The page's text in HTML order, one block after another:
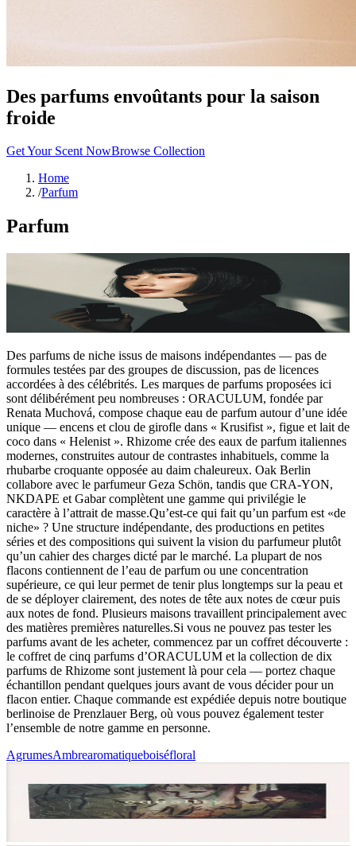
Des parfums envoûtants pour la saison
froide
Get Your Scent NowBrowse Collection
Home
/Parfum
Parfum
Des parfums de niche issus de maisons indépendantes — pas de
formules testées par des groupes de discussion, pas de licences
accordées à des célébrités. Les marques de parfums proposées ici
sont délibérément peu nombreuses : ORACULUM, fondée par
Renata Muchová, compose chaque eau de parfum autour d’une idée
unique — encens et clou de girofle dans « Krusifist », figue et lait de
coco dans « Helenist ». Rhizome crée des eaux de parfum italiennes
modernes, construites autour de contrastes inhabituels, comme la
rhubarbe croquante opposée au daim chaleureux. Oak Berlin
collabore avec le parfumeur Geza Schön, tandis que CRA-YON,
NKDAPE et Gabar complètent une gamme qui privilégie le
caractère à l’attrait de masse.Qu’est-ce qui fait qu’un parfum est «de
niche» ? Une structure indépendante, des productions en petites
séries et des compositions qui suivent la vision du parfumeur plutôt
qu’un cahier des charges dicté par le marché. La plupart de nos
flacons contiennent de l’eau de parfum ou une concentration
supérieure, ce qui leur permet de tenir plus longtemps sur la peau et
de se déployer clairement, des notes de tête aux notes de cœur puis
aux notes de fond. Plusieurs maisons travaillent principalement avec
des matières premières naturelles.Si vous ne pouvez pas tester les
parfums avant de les acheter, commencez par un coffret découverte :
le coffret de cinq parfums d’ORACULUM et la collection de dix
parfums de Rhizome sont justement là pour cela — portez chaque
échantillon pendant quelques jours avant de vous décider pour un
flacon entier. Chaque commande est expédiée depuis notre boutique
berlinoise de Prenzlauer Berg, où vous pouvez également tester
l’ensemble de notre gamme en personne.
AgrumesAmbrearomatiqueboiséfloral